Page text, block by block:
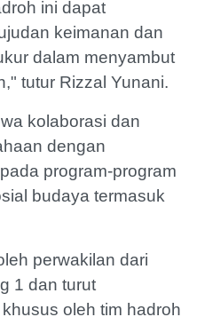
ini dapat
keimanan dan
dalam menyambut
tutur Rizzal Yunani.
kolaborasi dan
dengan
program-program
budaya termasuk
perwakilan dari
1 dan turut
oleh tim hadroh